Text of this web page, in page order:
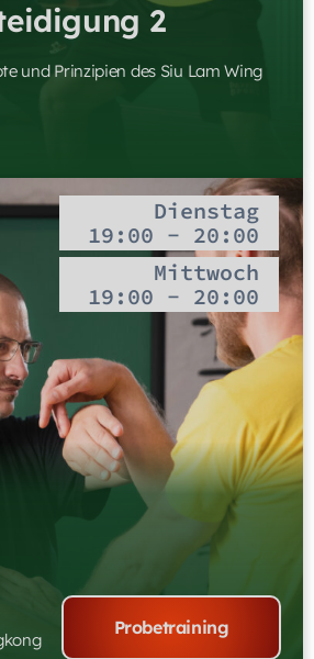
2
und Prinzipien des Siu Lam Wing
Dienstag
19:00 - 20:00
Mittwoch
19:00 - 20:00
Probetraining